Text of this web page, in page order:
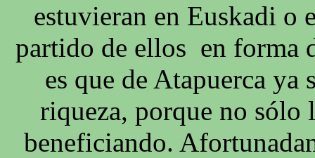
estuvieran en Euskadi o
partido de ellos en forma
es que de Atapuerca ya
riqueza, porque no sólo
beneficiando.